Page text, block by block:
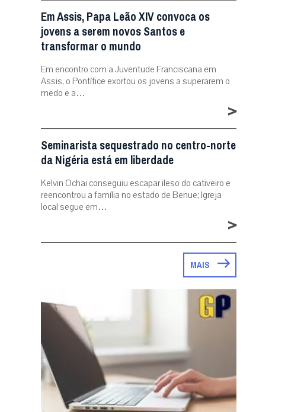
Em Assis, Papa Leão XIV convoca os
jovens a serem novos Santos e
transformar o mundo
Em encontro com a Juventude Franciscana em
Assis, o Pontífice exortou os jovens a superarem o
medo e a…
>
Seminarista sequestrado no centro-norte
da Nigéria está em liberdade
Kelvin Ochai conseguiu escapar ileso do cativeiro e
reencontrou a família no estado de Benue; Igreja
local segue em…
>
MAIS